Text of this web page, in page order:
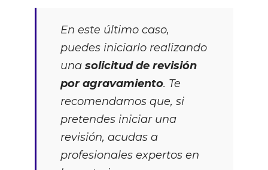
En este último caso,
puedes iniciarlo realizando
una solicitud de revisión
por agravamiento. Te
recomendamos que, si
pretendes iniciar una
revisión, acudas a
profesionales expertos en